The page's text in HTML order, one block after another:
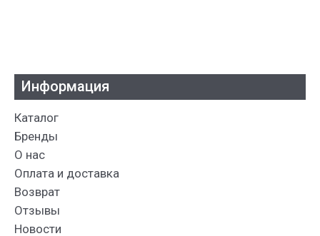
Информация
Каталог
Бренды
О нас
Оплата и доставка
Возврат
Отзывы
Новости